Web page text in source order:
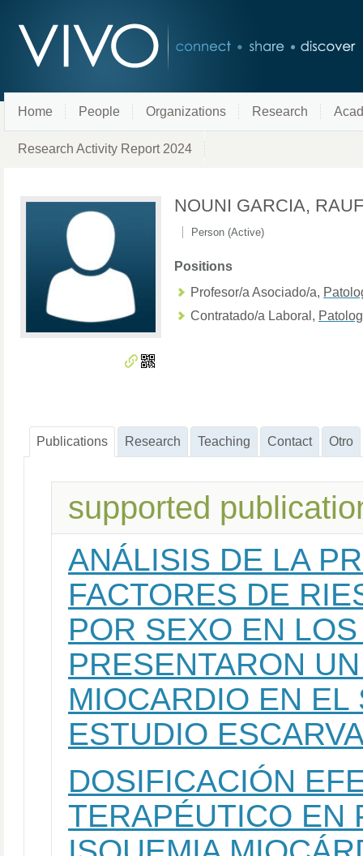
Home People Organizations Research
Research Activity Report 2024
NOUNI GARCIA, RAUF
Person (Active)
Positions
Profesor/a Asociado/a,
Contratado/a Laboral ,
Publications Research Teaching Contact Otro
supported
ANÁLISIS DE LA
FACTORES DE
POR SEXO EN
PRESENTARON
MIOCARDIO EN
ESTUDIO
DOSIFICACIÓN
TERAPÉUTICO EN